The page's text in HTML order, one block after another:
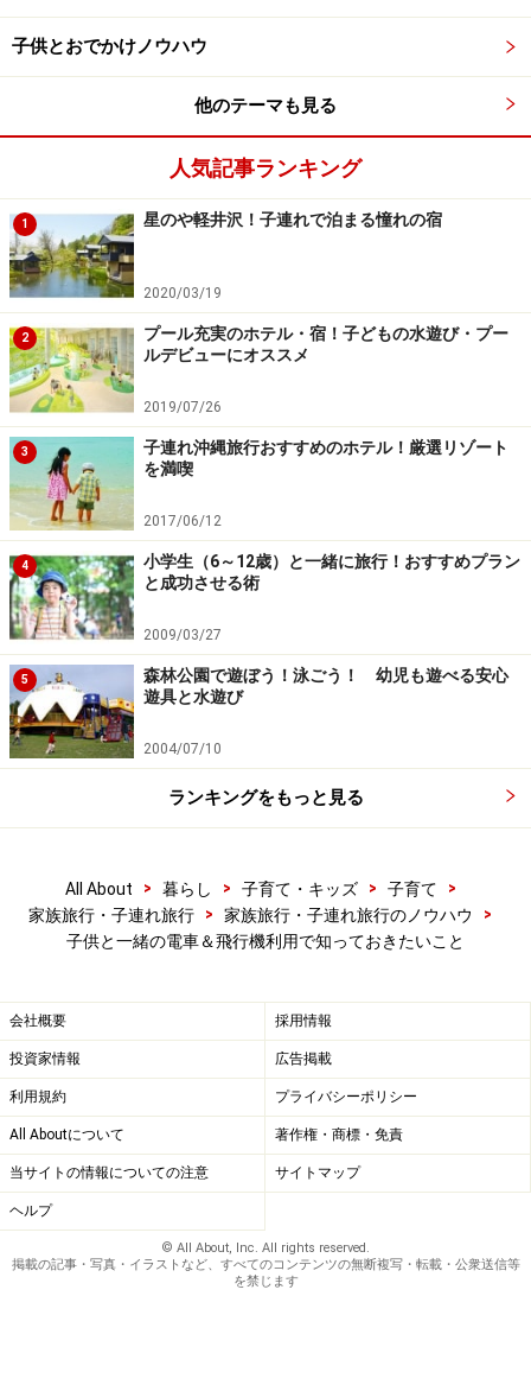
子供とおでかけノウハウ
他のテーマも見る
人気記事ランキング
1 星のや軽井沢！子連れで泊まる憧れの宿
2020/03/19
2
プール充実のホテル・宿！子どもの水遊び・プー
ルデビューにオススメ
2019/07/26
3
子連れ沖縄旅行おすすめのホテル！厳選リゾート
を満喫
2017/06/12
4
小学生（6～12歳）と一緒に旅行！おすすめプラン
と成功させる術
2009/03/27
5
森林公園で遊ぼう！泳ごう！ 幼児も遊べる安心
遊具と水遊び
2004/07/10
ランキングをもっと見る
All About > 暮らし > 子育て・キッズ > 子育て
>
家族旅行・子連れ旅行
> 家族旅行・子連れ旅行のノウハウ
>
子供と一緒の電車＆飛行機利用で知っておきたいこと
会社概要 採用情報
投資家情報 広告掲載
利用規約 プライバシーポリシー
All Aboutについて 著作権・商標・免責
当サイトの情報についての注意 サイトマップ
ヘルプ
© All About, Inc. All rights reserved.
掲載の記事・写真・イラストなど、すべてのコンテンツの無断複写・転載・公衆送信等
を禁じます